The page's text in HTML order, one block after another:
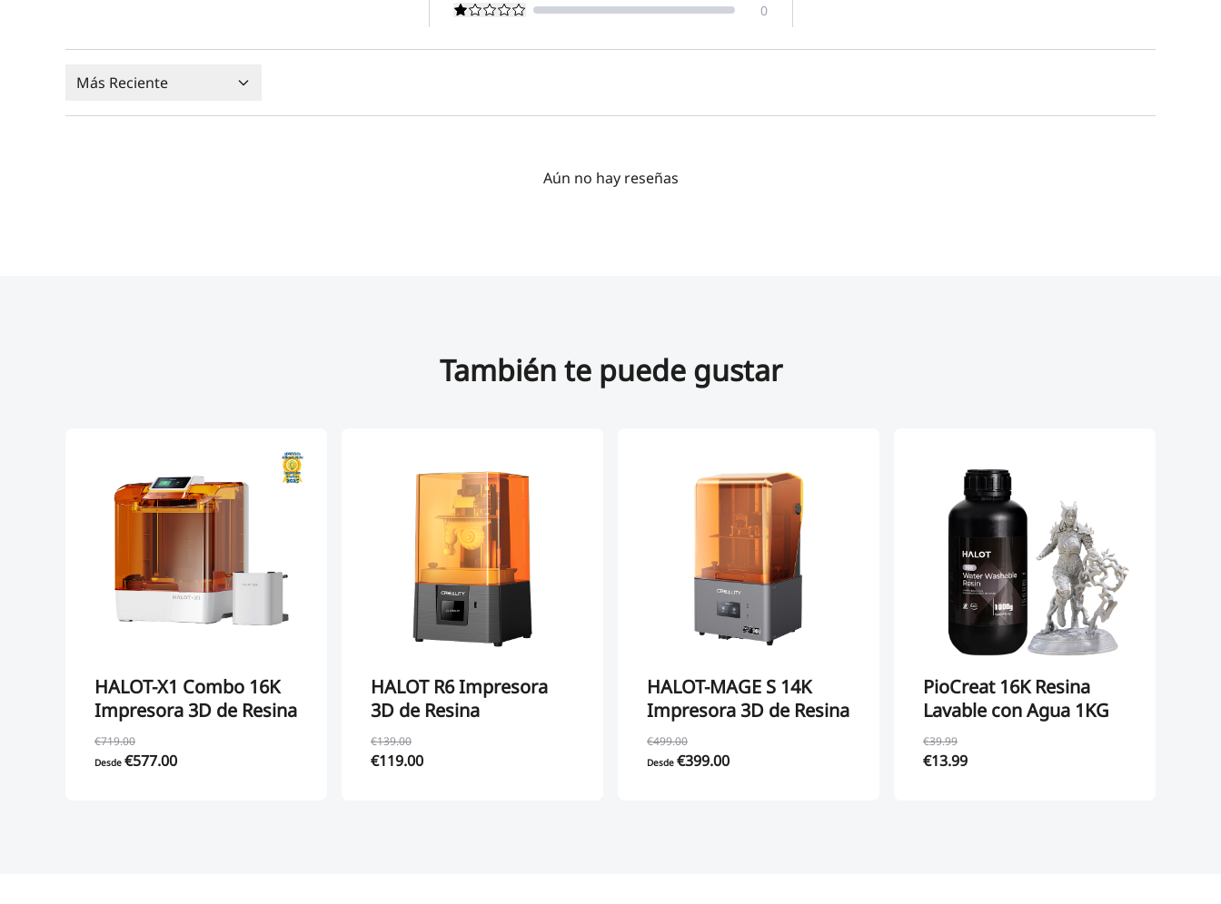
0
Más Reciente
Aún no hay reseñas
También te puede gustar
HALOT-X1 Combo 16K
Impresora 3D de Resina
€719.00
Desde €577.00
HALOT R6 Impresora
3D de Resina
€139.00
€119.00
HALOT-MAGE S 14K
Impresora 3D de Resina
€499.00
Desde €399.00
PioCreat 16K Resina
Lavable con Agua 1KG
€39.99
€13.99